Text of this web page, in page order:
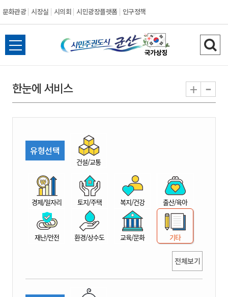
문화관광 시장실 시의회 시민광장플랫폼 인구정책
시
민
권
시
산
전
체
뉴
열
검
색
기
한눈에 서비스 + -
유형선택
건설/교통
경제/일자리 토지/주택 복지/건강 출산/육아
재난/안전 환경/상수도 교육/문화 기타
전체보기